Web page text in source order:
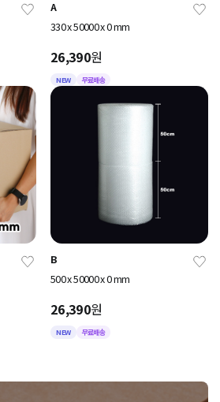
A
330 x 50000 x 0 mm
26,390원
NEW 무료배송
B
500 x 50000 x 0 mm
26,390원
NEW 무료배송